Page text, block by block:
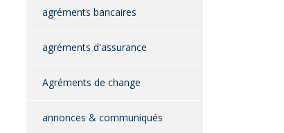
agréments bancaires
agréments d'assurance
Agréments de change
annonces & communiqués